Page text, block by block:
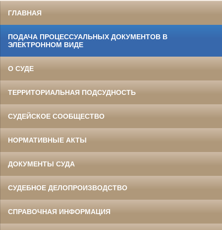
ГЛАВНАЯ
ПОДАЧА ПРОЦЕССУАЛЬНЫХ ДОКУМЕНТОВ В
ЭЛЕКТРОННОМ ВИДЕ
О СУДЕ
ТЕРРИТОРИАЛЬНАЯ ПОДСУДНОСТЬ
СУДЕЙСКОЕ СООБЩЕСТВО
НОРМАТИВНЫЕ АКТЫ
ДОКУМЕНТЫ СУДА
СУДЕБНОЕ ДЕЛОПРОИЗВОДСТВО
СПРАВОЧНАЯ ИНФОРМАЦИЯ